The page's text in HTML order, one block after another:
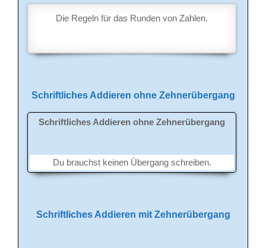
Die Regeln für das Runden von Zahlen.
Schriftliches Addieren ohne Zehnerübergang
Schriftliches Addieren ohne Zehnerübergang
Du brauchst keinen Übergang schreiben.
Schriftliches Addieren mit Zehnerübergang